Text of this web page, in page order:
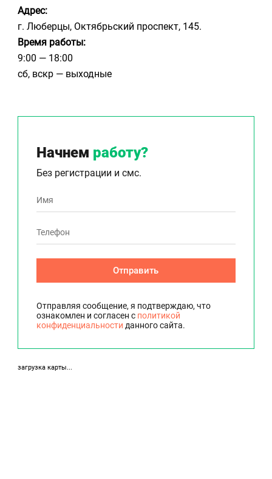
Адрес:
г. Люберцы, Октябрьский проспект, 145.
Время работы:
9:00 — 18:00
сб, вскр — выходные
Начнем работу?
Без регистрации и смс.
Отправить
Отправляя сообщение, я подтверждаю, что
ознакомлен и согласен с политикой
конфиденциальности данного сайта.
загрузка карты...